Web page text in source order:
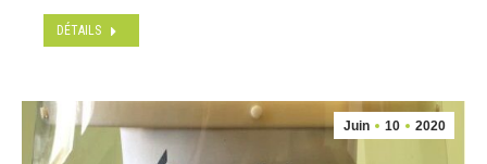
DÉTAILS
Juin 10 2020